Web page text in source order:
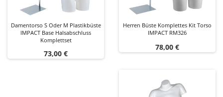
Damentorso S Oder M Plastikbüste
IMPACT Base Halsabschluss
Komplettset
Preis
73,00 €
Herren Büste Komplettes Kit Torso
IMPACT RM326
Preis
78,00 €